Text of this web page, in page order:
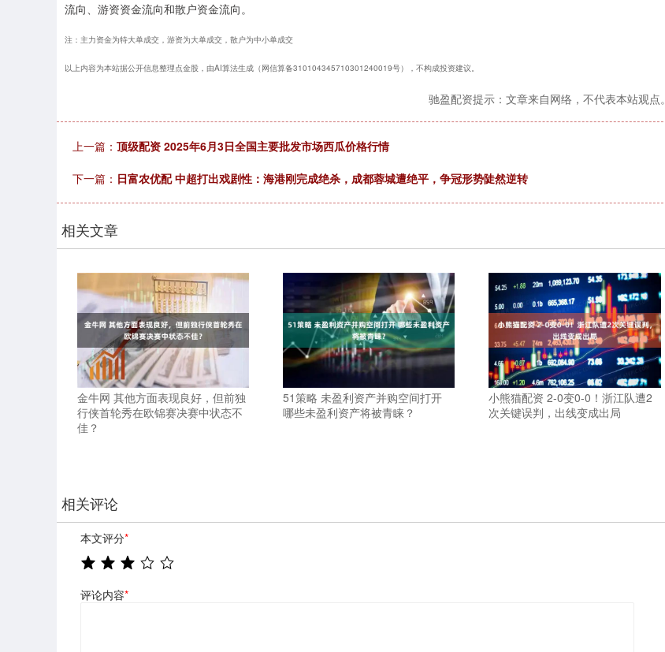
流向、游资资金流向和散户资金流向。
注：主力资金为特大单成交，游资为大单成交，散户为中小单成交
以上内容为本站据公开信息整理点金股，由AI算法生成（网信算备310104345710301240019号），不构成投资建议。
驰盈配资提示：文章来自网络，不代表本站观点。
上一篇： 顶级配资 2025年6月3日全国主要批发市场西瓜价格行情
下一篇： 日富农优配 中超打出戏剧性：海港刚完成绝杀，成都蓉城遭绝平，争冠形势陡然逆转
相关文章
金牛网 其他方面表现良好，但前独
行侠首轮秀在欧锦赛决赛中状态不
佳？
51策略 未盈利资产并购空间打开
哪些未盈利资产将被青睐？
小熊猫配资 2-0变0-0！浙江队遭2
次关键误判，出线变成出局
相关评论
本文评分*
评论内容*